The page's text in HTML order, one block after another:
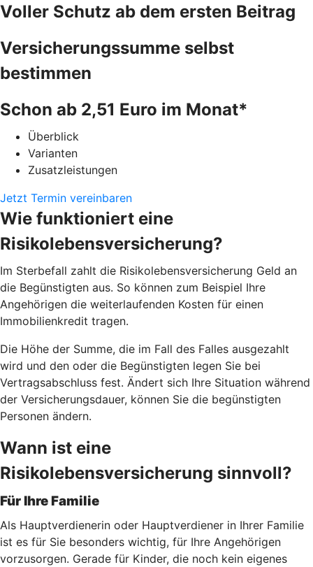
Voller Schutz ab dem ersten Beitrag
Versicherungssumme selbst
bestimmen
Schon ab 2,51 Euro im Monat*
Überblick
Varianten
Zusatzleistungen
Jetzt Termin vereinbaren
Wie funktioniert eine
Risikolebensversicherung?
Im Sterbefall zahlt die Risikolebensversicherung Geld an
die Begünstigten aus. So können zum Beispiel Ihre
Angehörigen die weiterlaufenden Kosten für einen
Immobilienkredit tragen.
Die Höhe der Summe, die im Fall des Falles ausgezahlt
wird und den oder die Begünstigten legen Sie bei
Vertragsabschluss fest. Ändert sich Ihre Situation während
der Versicherungsdauer, können Sie die begünstigten
Personen ändern.
Wann ist eine
Risikolebensversicherung sinnvoll?
Für Ihre Familie
Als Hauptverdienerin oder Hauptverdiener in Ihrer Familie
ist es für Sie besonders wichtig, für Ihre Angehörigen
vorzusorgen. Gerade für Kinder, die noch kein eigenes